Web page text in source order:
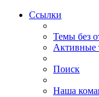
Ссылки
Темы без
Активные
Поиск
Наша